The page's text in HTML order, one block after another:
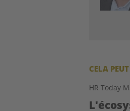
CELA
HR Today